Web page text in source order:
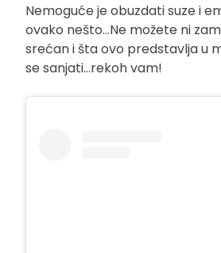
Nemoguće je obuzdati suze i
ovako nešto…Ne možete ni
srećan i šta ovo predstavlja u
se sanjati…rekoh vam!